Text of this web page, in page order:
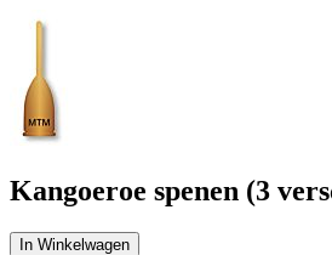
Kangoeroe spenen (3
In Winkelwagen